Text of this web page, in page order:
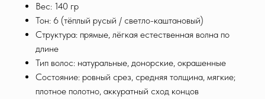
Вес: 140 гр
Тон: 6 (тёплый русый / светло-каштановый)
Структура: прямые, лёгкая естественная волна по
длине
Тип волос: натуральные, донорские, окрашенные
Состояние: ровный срез, средняя толщина, мягкие;
плотное полотно, аккуратный сход концов